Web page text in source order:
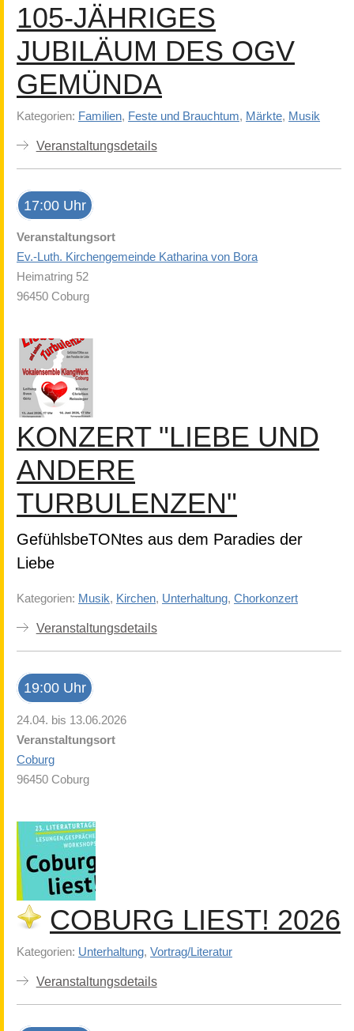
105-JÄHRIGES
JUBILÄUM DES OGV
GEMÜNDA
Kategorien: Familien, Feste und Brauchtum, Märkte, Musik
Veranstaltungsdetails
17:00 Uhr
Veranstaltungsort
Ev.-Luth. Kirchengemeinde Katharina von Bora
Heimatring 52
96450 Coburg
KONZERT "LIEBE UND
ANDERE
TURBULENZEN"
GefühlsbeTONtes aus dem Paradies der
Liebe
Kategorien: Musik, Kirchen, Unterhaltung, Chorkonzert
Veranstaltungsdetails
19:00 Uhr
24.04. bis 13.06.2026
Veranstaltungsort
Coburg
96450 Coburg
COBURG LIEST! 2026
Kategorien: Unterhaltung, Vortrag/Literatur
Veranstaltungsdetails